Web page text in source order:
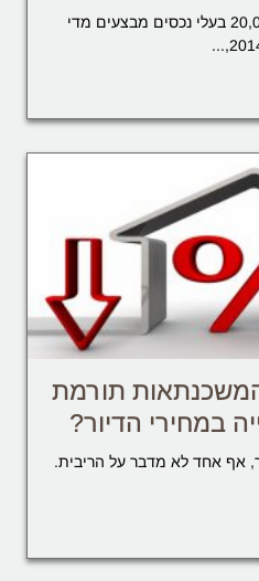
על פי נתוני בנק ישראל, כ-20,000 בעלי נכסים מבצעים מדי
תורמת
במחירי הדיור?
אף אחד לא מדבר על הריבית.